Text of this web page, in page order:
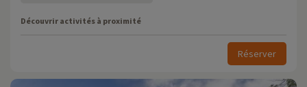
Découvrir activités à proximité
Réserver